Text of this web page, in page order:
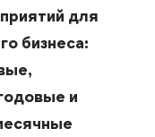
для
бизнеса:
и